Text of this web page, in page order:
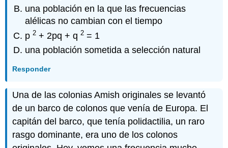
una población en la que las frecuencias
alélicas no cambian con el tiempo
p2 + 2pq + q2 = 1
una población sometida a selección natural
Responder
Una de las colonias Amish originales se levantó
de un barco de colonos que venía de Europa. El
capitán del barco, que tenía polidactilia, un raro
rasgo dominante, era uno de los colonos